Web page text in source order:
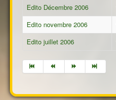
Edito Décembre 2006
Edito novembre 2006
Edito juillet 2006